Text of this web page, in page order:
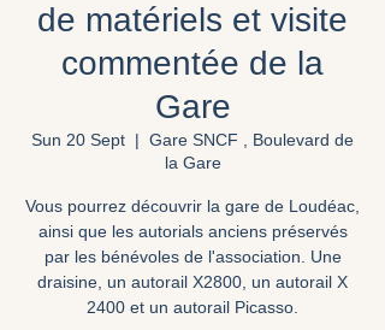
de matériels et visite
commentée de la
Gare
Sun 20 Sept
  |
Gare SNCF , Boulevard de
la Gare
Vous pourrez découvrir la gare de Loudéac,
ainsi que les autorials anciens préservés
par les bénévoles de l'association. Une
draisine, un autorail X2800, un autorail X
2400 et un autorail Picasso.